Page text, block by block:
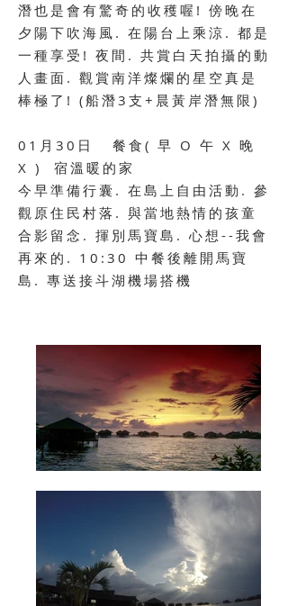
潛也是會有驚奇的收穫喔! 傍晚在
夕陽下吹海風. 在陽台上乘涼. 都是
一種享受! 夜間. 共賞白天拍攝的動
人畫面. 觀賞南洋燦爛的星空真是
棒極了! (船潛3支+晨黃岸潛無限)
01月30日 餐食 ( 早 O 午 X 晚
X ) 宿 溫暖的家
今早準備行囊. 在島上自由活動. 參
觀原住民村落. 與當地熱情的孩童
合影留念. 揮別馬寶島. 心想--我會
再來的. 10:30 中餐後離開馬寶
島. 專送接斗湖機場搭機